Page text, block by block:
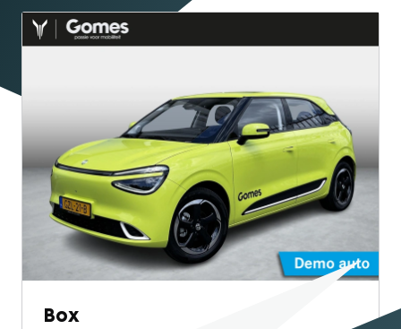
Mhero
SEAL U
SEAL U DM-I
BYD SEAL 6 DM-I
SEAL 6 DM-I TOURING
SEALION 7
DOLPHIN SURF
BYD DOLPHIN
Box